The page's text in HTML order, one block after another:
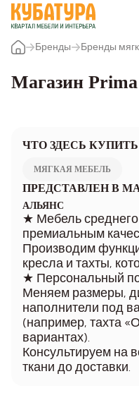
Бренды
Бренды
Магазин
ЧТО ЗДЕСЬ КУПИТЬ
МЯГКАЯ МЕБЕЛЬ
ПРЕДСТАВЛЕН В
АЛЬЯНС
★ Мебель среднего
премиальным
Производим
кресла и тахты,
★ Персональный
Меняем размеры,
наполнители под
(например, тахта
вариантах).
Консультируем на
ткани до доставки.